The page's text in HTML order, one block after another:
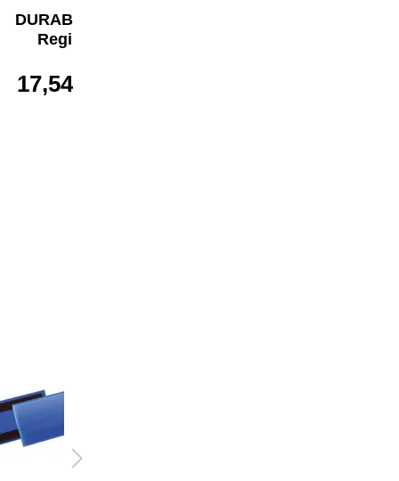
DURABLE A-Z
Register
17,54 €*